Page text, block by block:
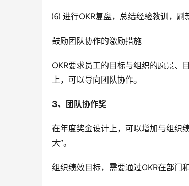
⑹ 进行OKR复盘，总结经验教训，刷
鼓励团队协作的激励措施
OKR要求员工的目标与组织的愿景、
上，可以导向团队协作。
3、团队协作奖
在年度奖金设计上，可以增加与组织
大”。
组织绩效目标，需要通过OKR在部门